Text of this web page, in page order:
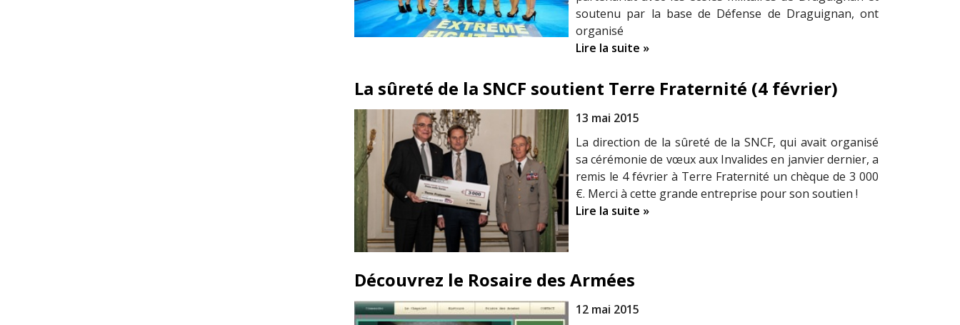
soutenu par la base de Défense de Draguignan, ont
organisé
Lire la suite »
La sûreté de la SNCF soutient Terre Fraternité (4 février)
13 mai 2015
La direction de la sûreté de la SNCF, qui avait organisé
sa cérémonie de vœux aux Invalides en janvier dernier, a
remis le 4 février à Terre Fraternité un chèque de 3 000
€. Merci à cette grande entreprise pour son soutien !
Lire la suite »
Découvrez le Rosaire des Armées
12 mai 2015